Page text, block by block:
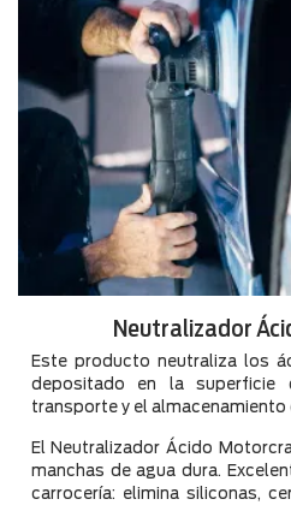
Neutralizador
Este producto neutraliza los
depositado en la
transporte y el almacenamiento
El Neutralizador Ácido
manchas de agua dura.
carrocería: elimina siliconas,